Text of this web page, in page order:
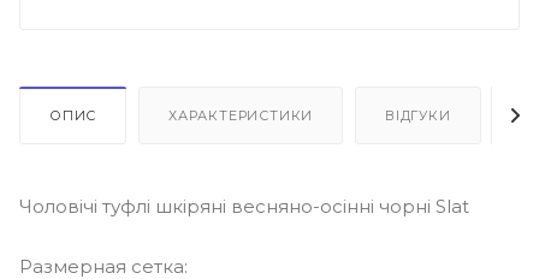
ОПИС ХАРАКТЕРИСТИКИ ВІДГУКИ
Чоловічі туфлі шкіряні весняно-осінні чорні Slat
Размерная сетка: